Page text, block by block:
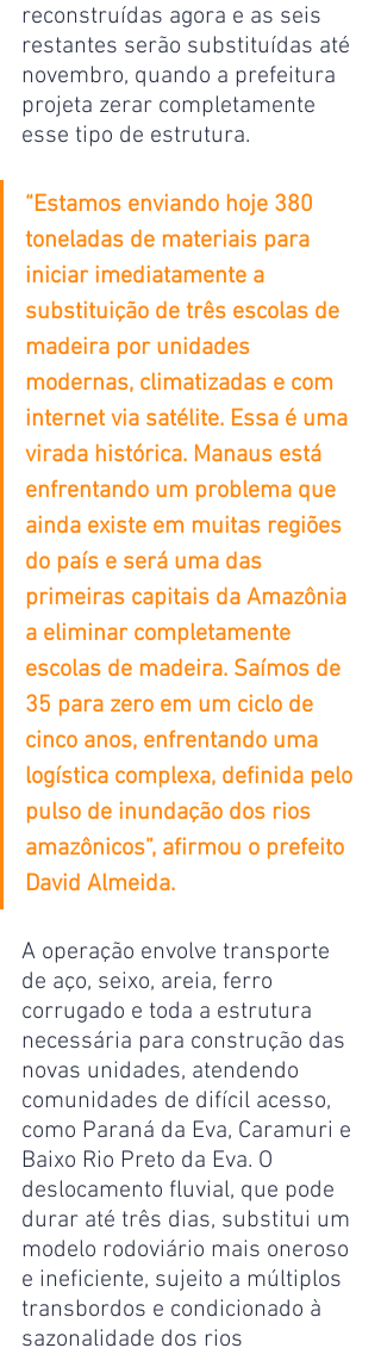
reconstruídas agora e as seis
restantes serão substituídas até
novembro, quando a prefeitura
projeta zerar completamente
esse tipo de estrutura.
“Estamos enviando hoje 380
toneladas de materiais para
iniciar imediatamente a
substituição de três escolas de
madeira por unidades
modernas, climatizadas e com
internet via satélite. Essa é uma
virada histórica. Manaus está
enfrentando um problema que
ainda existe em muitas regiões
do país e será uma das
primeiras capitais da Amazônia
a eliminar completamente
escolas de madeira. Saímos de
35 para zero em um ciclo de
cinco anos, enfrentando uma
logística complexa, definida pelo
pulso de inundação dos rios
amazônicos”, afirmou o prefeito
David Almeida.
A operação envolve transporte
de aço, seixo, areia, ferro
corrugado e toda a estrutura
necessária para construção das
novas unidades, atendendo
comunidades de difícil acesso,
como Paraná da Eva, Caramuri e
Baixo Rio Preto da Eva. O
deslocamento fluvial, que pode
durar até três dias, substitui um
modelo rodoviário mais oneroso
e ineficiente, sujeito a múltiplos
transbordos e condicionado à
sazonalidade dos rios